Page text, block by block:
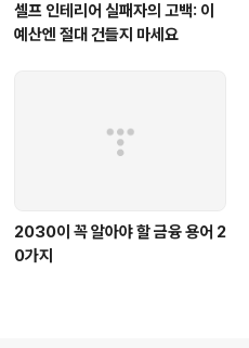
셀프 인테리어 실패자의 고백: 이
예산엔 절대 건들지 마세요
2030이 꼭 알아야 할 금융 용어 2
0가지